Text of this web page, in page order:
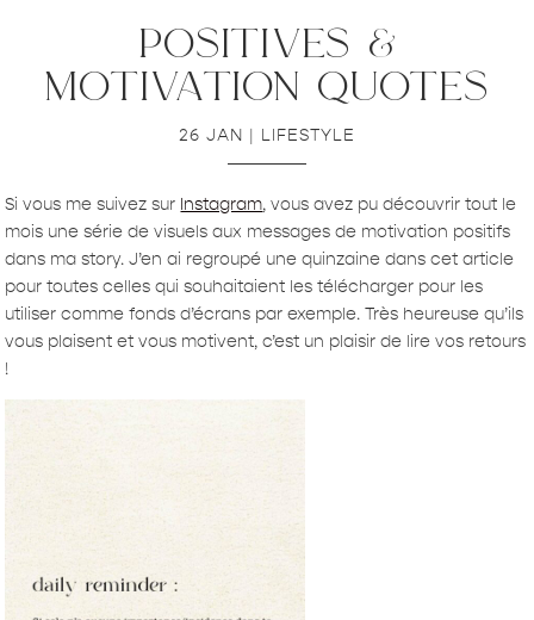
positives &
motivation quotes
26 JAN | LIFESTYLE
Si vous me suivez sur Instagram, vous avez pu découvrir tout le
mois une série de visuels aux messages de motivation positifs
dans ma story. J’en ai regroupé une quinzaine dans cet article
pour toutes celles qui souhaitaient les télécharger pour les
utiliser comme fonds d’écrans par exemple. Très heureuse qu’ils
vous plaisent et vous motivent, c’est un plaisir de lire vos retours
!